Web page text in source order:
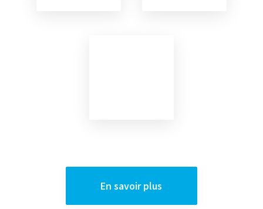
En savoir plus